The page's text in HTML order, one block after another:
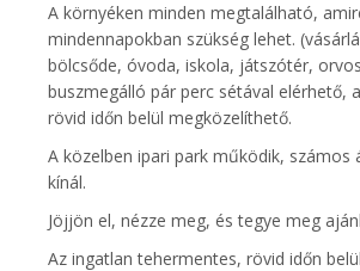
A környéken minden megtalálható,
mindennapokban szükség lehet.
bölcsőde, óvoda, iskola, játszótér,
buszmegálló pár perc sétával elérhető,
rövid időn belül megközelíthető.
A közelben ipari park működik, számos
kínál.
Jöjjön el, nézze meg, és tegye meg
Az ingatlan tehermentes, rövid időn